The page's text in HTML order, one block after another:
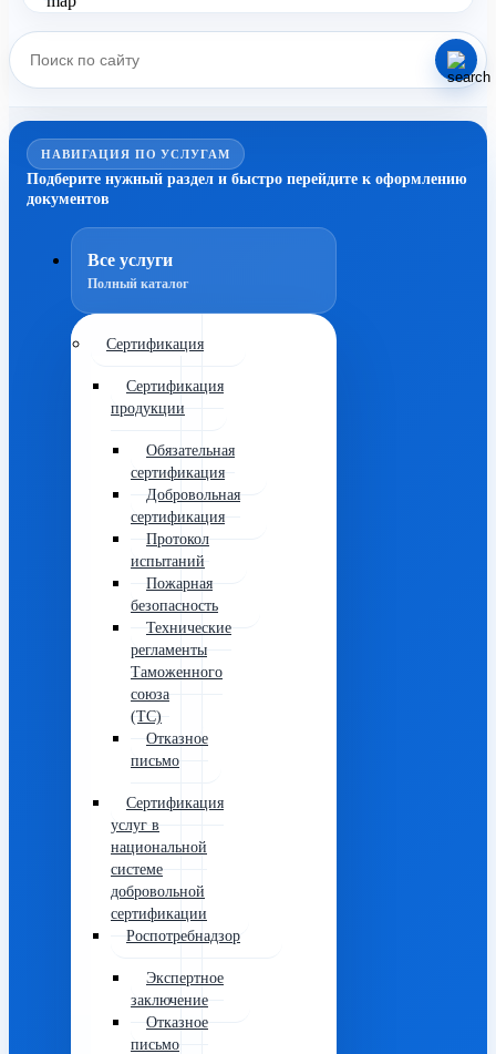
НАВИГАЦИЯ ПО УСЛУГАМ
Подберите нужный раздел и быстро перейдите к оформлению
документов
Все услуги
Полный каталог
Сертификация
Сертификация
продукции
Обязательная
сертификация
Добровольная
сертификация
Протокол
испытаний
Пожарная
безопасность
Технические
регламенты
Таможенного
союза
(ТС)
Отказное
письмо
Сертификация
услуг в
национальной
системе
добровольной
сертификации
Роспотребнадзор
Экспертное
заключение
Отказное
письмо